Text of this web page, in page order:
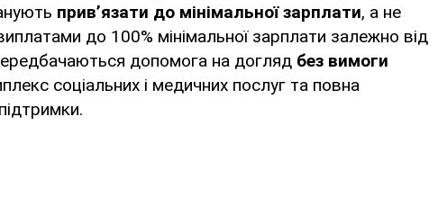
прив’язати до мінімальної зарплати, а не
до 100% мінімальної зарплати залежно від
допомога на догляд без вимоги
соціальних і медичних послуг та повна